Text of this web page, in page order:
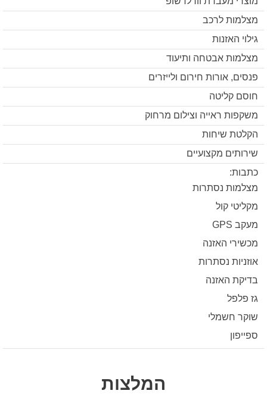
מצלמות לרכב
גילוי האזנות
מצלמות אבטחה ותיעוד
פנסים, אורות חירום ולייזרים
חוסם קליטה
משקפות ראייה וצילום מרחוק
הקלטת שיחות
שירותים מקצועיים
כתבות:
מצלמות נסתרות
מקליטי קול
מעקב GPS
מכשירי האזנה
אוזניות נסתרות
בדיקת האזנה
גז פלפל
שוקר חשמלי
ספייפון
המלצות